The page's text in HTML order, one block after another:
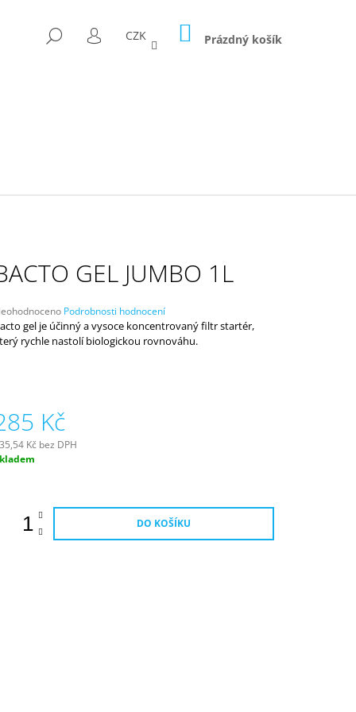
HLEDAT
PŘIHLÁŠENÍ
CZK NÁKUPNÍ
KOŠÍK
Prázdný košík
GEL JUMBO 1L
Podrobnosti hodnocení
gel je účinný a vysoce koncentrovaný filtr startér,
rychle nastolí biologickou rovnováhu.
Kč
Kč bez DPH
DO KOŠÍKU
FÓLII 300G/M2